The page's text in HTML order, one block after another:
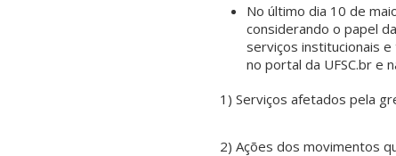
No último dia 10 de
considerando o papel
serviços institucionais
no portal da UFSC.br e
1) Serviços afetados pela
2) Ações dos movimentos